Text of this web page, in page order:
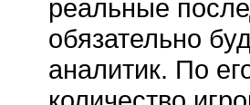
реальные
обязательно
аналитик. По